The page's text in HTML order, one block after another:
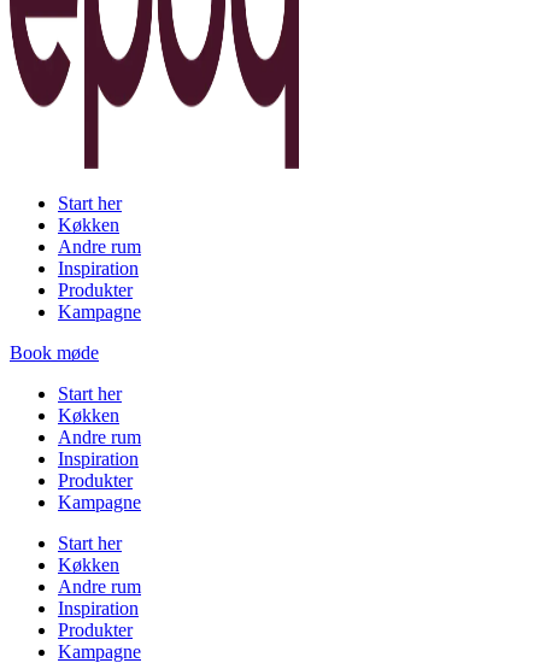
Start her
Køkken
Andre rum
Inspiration
Produkter
Kampagne
Book møde
Start her
Køkken
Andre rum
Inspiration
Produkter
Kampagne
Start her
Køkken
Andre rum
Inspiration
Produkter
Kampagne